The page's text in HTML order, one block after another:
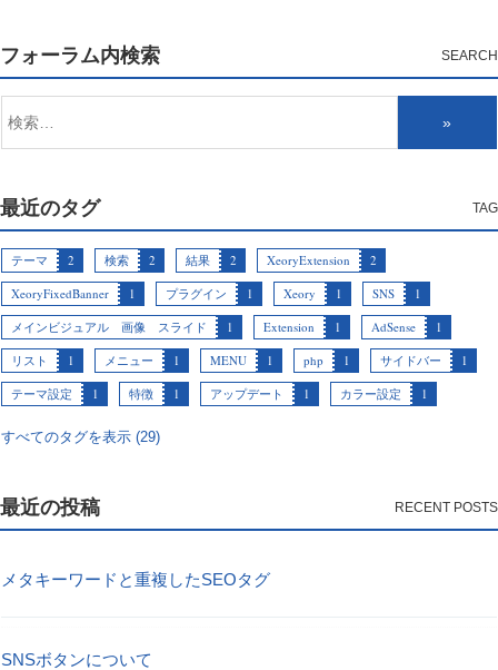
フォーラム内検索
最近のタグ
テーマ 2 検索 2 結果 2 XeoryExtension
2
XeoryFixedBanner
1 プラグイン 1 Xeory 1 SNS
1
メインビジュアル 画像 スライド
1 Extension 1 AdSense
1
リスト
1 メニュー 1 MENU 1 php 1 サイドバー
1
テーマ設定
1 特徴 1 アップデート 1 カラー設定 1
すべてのタグを表示 (29)
最近の投稿
メタキーワードと重複したSEOタグ
SNSボタンについて